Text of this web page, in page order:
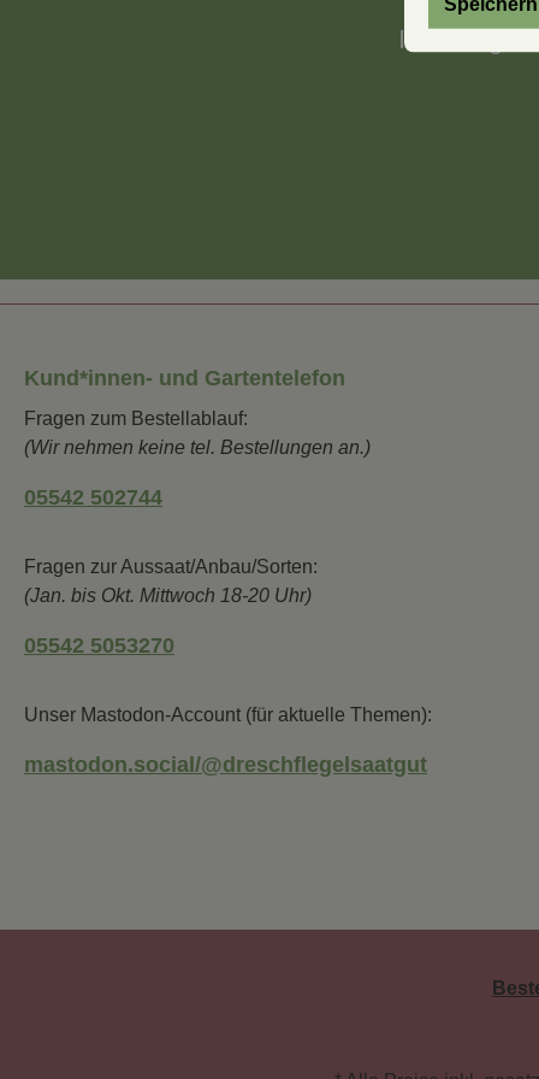
Ihre Frage
Kund*innen- und Gartentelefon
Fragen zum Bestellablauf:
(Wir nehmen keine tel. Bestellungen an.)
05542 502744
Fragen zur Aussaat/Anbau/Sorten:
(Jan. bis Okt. Mittwoch 18-20 Uhr)
05542 5053270
Unser Mastodon-Account (für aktuelle Themen):
mastodon.social/@dreschflegelsaatgut